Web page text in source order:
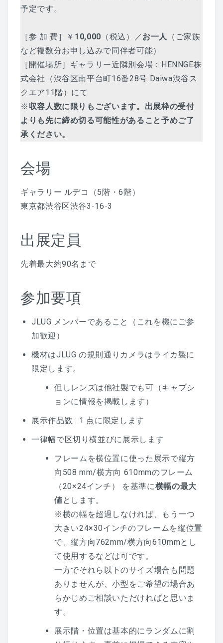
予定です。
［参 加 費］￥ 10,000 （税込）／お一人
（ご家族
など複数分お申し込みで同伴者可能）
［開催場所］ギャラリー近隣別会場：HENNGE株
式会社（渋谷区南平台町16番28号 Daiwa渋谷ス
クエア11階）にて
※ 収容人数に限りもございます。出展枠の受付
よりも先に締め切る可能性があること予めご了
承ください。
会場
ギャラリー ルデコ
（5階・6階）
東京都渋谷区渋谷3-16-3
出展定員
先着最大約90名まで
参加要項
JLUG メンバーであること（これを機にご参
加歓迎）
機材はJLUG の規則通りカメラはライカ製に
限定します。
但しレンズは他社製でも可（キャプシ
ョンに情報を掲載します）
展示作品数 : 1 点に限定します
一律幅で区切り横並びに展示します
フレームを横位置に使った展示で縦方
向508 mm/横方向 610mmのフレーム
（20×24インチ） を基準に横幅の最大
値とします。
※横の幅を超過しなければ、もう一つ
大きい24×30インチのフレームを縦位置
で、縦方向762mm/横方向610mmとし
て使用するなどは可です。
一方でそれら以下のサイズ場合も問題
ありませんが、小型をご希望の場合あ
らかじめご相談いただければと思いま
す。
展示階・位置は基本的にランダムに割